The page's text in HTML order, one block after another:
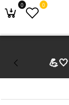
0 0